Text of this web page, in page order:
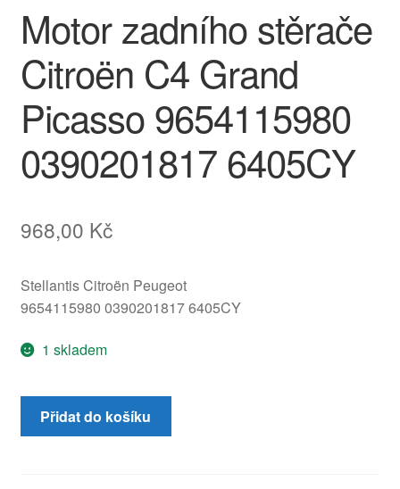
Reklamační řád
Vrakoviště Citroën
Motor zadního stěrače
Citroën C4 Grand
Picasso 9654115980
0390201817 6405CY
968,00 Kč
Stellantis Citroën Peugeot
9654115980 0390201817 6405CY
1 skladem
Motor
zadního
Přidat do košíku